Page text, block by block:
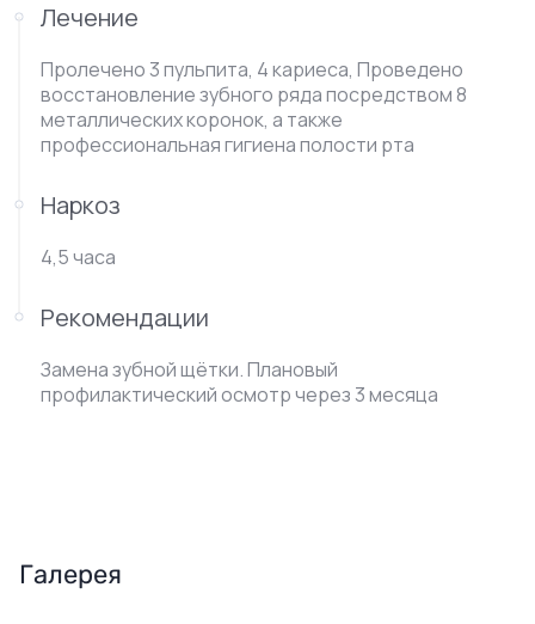
Лечение
Пролечено 3 пульпита, 4 кариеса, Проведено
восстановление зубного ряда посредством 8
металлических коронок, а также
профессиональная гигиена полости рта
Наркоз
4,5 часа
Рекомендации
Замена зубной щётки. Плановый
профилактический осмотр через 3 месяца
Галерея